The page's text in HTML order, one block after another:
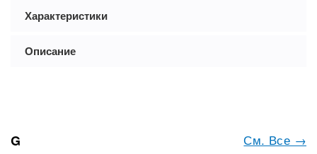
Характеристики
Описание
См. Все →
G